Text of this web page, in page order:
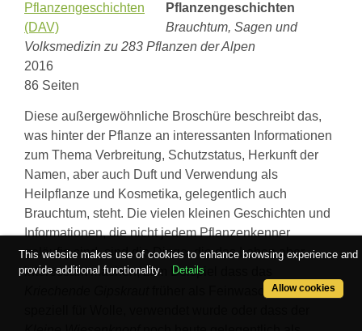
Pflanzengeschichten
Brauchtum, Sagen und
Volksmedizin zu 283 Pflanzen der Alpen
2016
86 Seiten
Diese außergewöhnliche Broschüre beschreibt das,
was hinter der Pflanze an interessanten Informationen
zum Thema Verbreitung, Schutzstatus, Herkunft der
Namen, aber auch Duft und Verwendung als
Heilpflanze und Kosmetika, gelegentlich auch
Brauchtum, steht. Die vielen kleinen Geschichten und
Informationen, die nicht jedem Pflanzenkenner
geläufig sind, sind die Dinge, die das Leben aber
interessant machen, zum Beispiel dass das
früher als Feinwaschmittel,
This website makes use of cookies to enhance browsing experience and
provide additional functionality.
Details
Allow cookies